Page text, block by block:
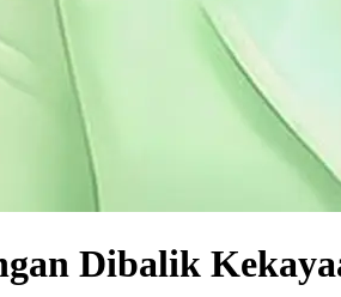
Dibalik